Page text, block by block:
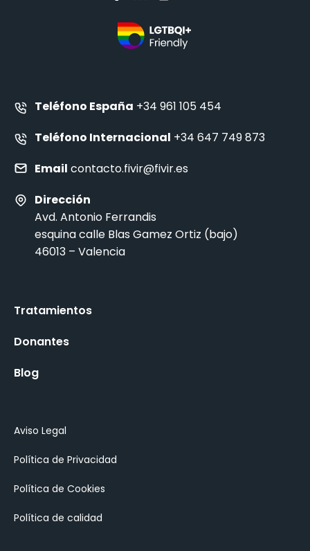
Teléfono España +34 961 105 454
Teléfono Internacional +34 647 749 873
Email contacto.fivir@fivir.es
Dirección
Avd. Antonio Ferrandis
esquina calle Blas Gamez Ortiz (bajo)
46013 – Valencia
Tratamientos
Donantes
Blog
Aviso Legal
Política de Privacidad
Política de Cookies
Política de calidad